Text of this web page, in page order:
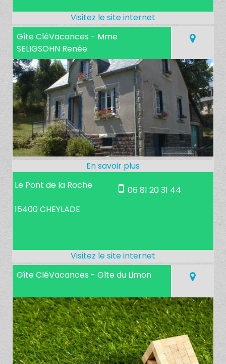
Gîte CléVacances - Mme
SELIGSOHN Renée
Le Pont de la Roche
15400 CHEYLADE
06 81 20 31 44
Gîte CléVacances - Gîte du Limon